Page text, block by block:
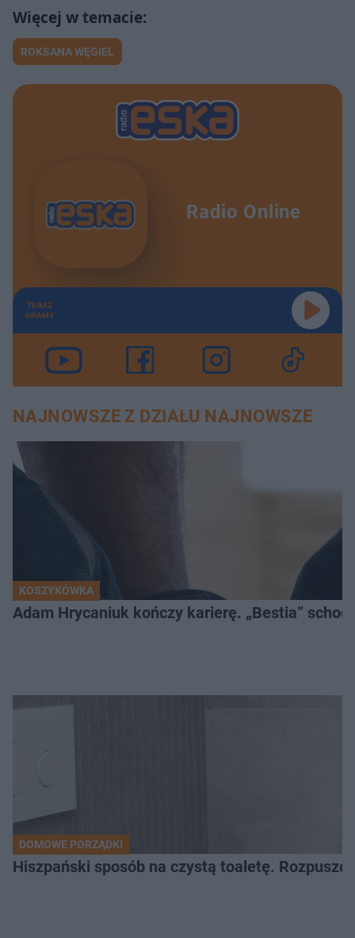
ROKSANA WĘGIEL
Radio Online
TERAZ
GRAMY
NAJNOWSZE Z DZIAŁU NAJNOWSZE
KOSZYKÓWKA
Adam Hrycaniuk kończy karierę. „Bestia”
DOMOWE PORZĄDKI
Hiszpański sposób na czystą toaletę.